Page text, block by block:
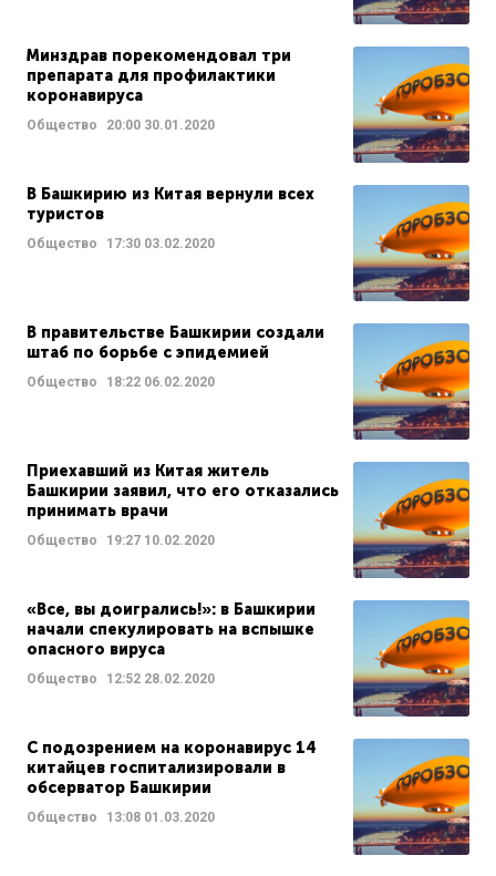
Минздрав порекомендовал три
препарата для профилактики
коронавируса
Общество 20:00 30.01.2020
В Башкирию из Китая вернули всех
туристов
Общество 17:30 03.02.2020
В правительстве Башкирии создали
штаб по борьбе с эпидемией
Общество 18:22 06.02.2020
Приехавший из Китая житель
Башкирии заявил, что его отказались
принимать врачи
Общество 19:27 10.02.2020
«Все, вы доигрались!»: в Башкирии
начали спекулировать на вспышке
опасного вируса
Общество 12:52 28.02.2020
С подозрением на коронавирус 14
китайцев госпитализировали в
обсерватор Башкирии
Общество 13:08 01.03.2020